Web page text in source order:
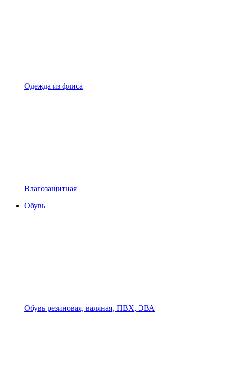
Одежда из флиса
Влагозащитная
Обувь
Обувь резиновая, валяная, ПВХ, ЭВА